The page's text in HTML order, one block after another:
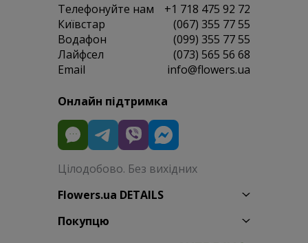
Телефонуйте нам
+1 718 475 92 72
Київстар
(067) 355 77 55
Водафон
(099) 355 77 55
Лайфсел
(073) 565 56 68
Email
info@flowers.ua
Онлайн підтримка
Цілодобово. Без вихідних
Flowers.ua DETAILS
Покупцю